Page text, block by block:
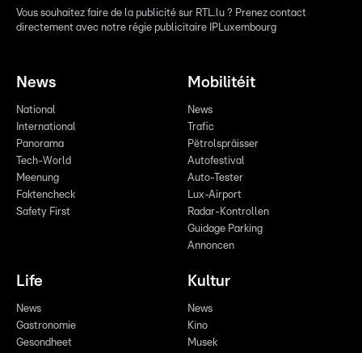
Vous souhaitez faire de la publicité sur RTL.lu ? Prenez contact
directement avec notre régie publicitaire IPLuxembourg
News
National
International
Panorama
Tech-World
Meenung
Faktencheck
Safety First
Mobilitéit
News
Trafic
Pëtrolspräisser
Autofestival
Auto-Tester
Lux-Airport
Radar-Kontrollen
Guidage Parking
Annoncen
Life
News
Gastronomie
Gesondheet
Kultur
News
Kino
Musek